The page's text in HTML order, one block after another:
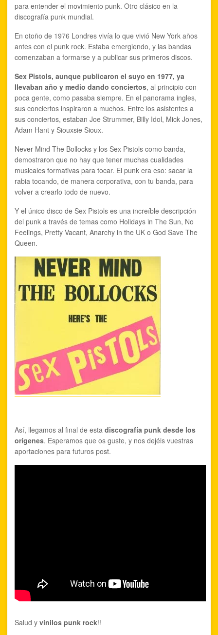
para entender el movimiento punk. Otro clásico en la
discografía punk mundial.
En otoño de 1976 Londres vivía lo que vivió New York años
antes con el punk rock. Estaba emergiendo, y las bandas
comenzaban a formarse y a publicar sus primeros discos.
Sex Pistols, aunque publicaron el suyo en 1977, ya
llevaban año y medio dando conciertos, al principio con
poca gente, como pasaba siempre. En el panorama ingles,
sus conciertos inspiraron a muchos. Entre los asistentes a
sus conciertos, estaban Joe Strummer, Billy Idol, Mick Jones,
Adam Hant y Siouxsie Sioux.
Never Mind The Bollocks y los Sex Pistols como banda,
demostraron que no hay que tener muchas cualidades
musicales formativas para tocar. El punk era eso: sacar la
rabia tocando, de manera corporativa, con tu banda, para
volver a crearlo todo de nuevo.
Y el único disco de Sex Pistols es una increíble descripción
del punk a través de temas como Holidays in The Sun, No
Feelings, Pretty Vacant, Anarchy in the UK o God Save The
Queen.
Así, llegamos al final de esta discografía punk desde los
orígenes. Esperamos que os guste, y nos dejéis vuestras
aportaciones para futuros post.
Salud y vinilos punk rock!!